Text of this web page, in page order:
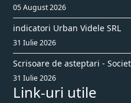
05 August 2026
indicatori Urban Videle SRL
31 Iulie 2026
Scrisoare de asteptari -
31 Iulie 2026
Link-uri utile